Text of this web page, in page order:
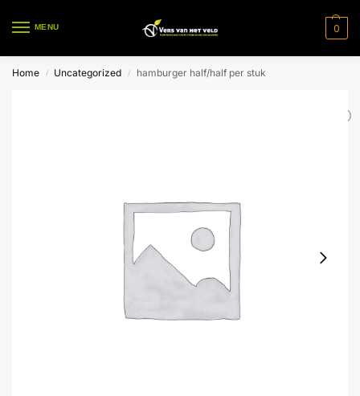
MENU 0
Home / Uncategorized / hamburger half/half per stuk